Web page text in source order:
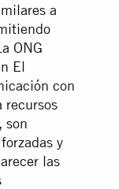
a
ONG
El
con
recursos
son
y
las